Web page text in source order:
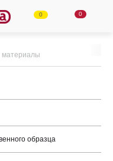
0 0
материалы
образца